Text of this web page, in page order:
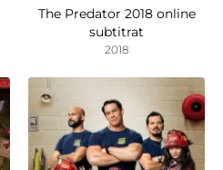
The Predator 2018 online
subtitrat
2018